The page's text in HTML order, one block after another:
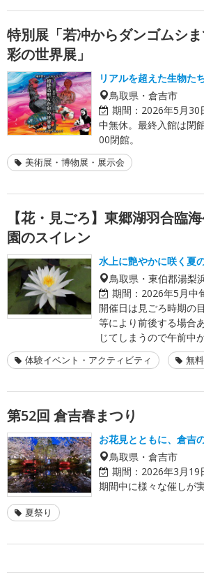
特別展「若冲からダンゴムシ
彩の世界展」
リアルを超えた生物た
鳥取県・倉吉市
期間： 2026年5月
中無休。最終入館は閉
00閉館。
美術展・博物展・展示会
【花・見ごろ】東郷湖羽合臨
園のスイレン
水上に艶やかに咲く夏
鳥取県・東伯郡湯梨
期間： 2026年5月中
開催日は見ごろ時期の
等により前後する場
じてしまうので午前中
体験イベント・アクティビティ 無
第52回 倉吉春まつり
お花見とともに、倉吉
鳥取県・倉吉市
期間： 2026年3月
期間中に様々な催しが
夏祭り